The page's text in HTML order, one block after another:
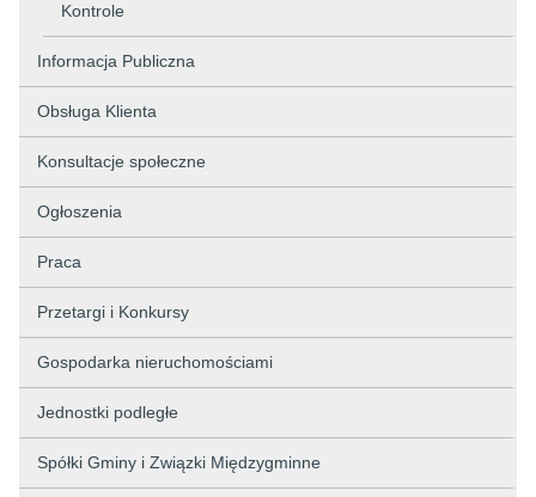
Kontrole
Informacja Publiczna
Obsługa Klienta
Konsultacje społeczne
Ogłoszenia
Praca
Przetargi i Konkursy
Gospodarka nieruchomościami
Jednostki podległe
Spółki Gminy i Związki Międzygminne